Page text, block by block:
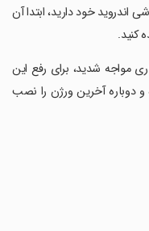
اندروید خود دارید، ابتدا آن
کنید.
مواجه شدید، برای رفع این
و دوباره آخرین ورژن را نصب